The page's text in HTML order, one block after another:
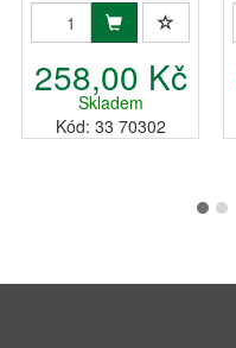
258,00 Kč
Skladem
Kód: 33 70302